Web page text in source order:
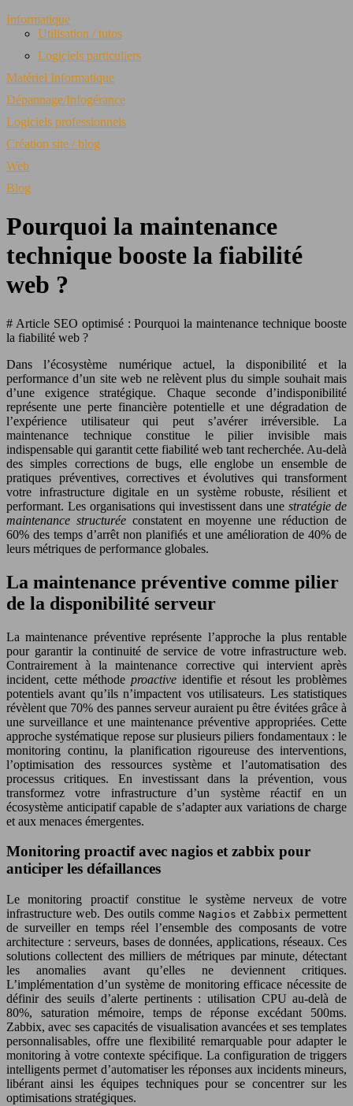
Informatique
Utilisation / tutos
Logiciels particuliers
Matériel Informatique
Dépannage/Infogérance
Logiciels professionnels
Création site / blog
Web
Blog
Pourquoi la maintenance
technique booste la fiabilité
web ?
# Article SEO optimisé : Pourquoi la maintenance technique booste
la fiabilité web ?
Dans l’écosystème numérique actuel, la disponibilité et la
performance d’un site web ne relèvent plus du simple souhait mais
d’une exigence stratégique. Chaque seconde d’indisponibilité
représente une perte financière potentielle et une dégradation de
l’expérience utilisateur qui peut s’avérer irréversible. La
maintenance technique constitue le pilier invisible mais
indispensable qui garantit cette fiabilité web tant recherchée. Au-delà
des simples corrections de bugs, elle englobe un ensemble de
pratiques préventives, correctives et évolutives qui transforment
votre infrastructure digitale en un système robuste, résilient et
performant. Les organisations qui investissent dans une stratégie de
maintenance structuréeconstatent en moyenne une réduction de
60% des temps d’arrêt non planifiés et une amélioration de 40% de
leurs métriques de performance globales.
La maintenance préventive comme pilier
de la disponibilité serveur
La maintenance préventive représente l’approche la plus rentable
pour garantir la continuité de service de votre infrastructure web.
Contrairement à la maintenance corrective qui intervient après
incident, cette méthode proactiveidentifie et résout les problèmes
potentiels avant qu’ils n’impactent vos utilisateurs. Les statistiques
révèlent que 70% des pannes serveur auraient pu être évitées grâce à
une surveillance et une maintenance préventive appropriées. Cette
approche systématique repose sur plusieurs piliers fondamentaux : le
monitoring continu, la planification rigoureuse des interventions,
l’optimisation des ressources système et l’automatisation des
processus critiques. En investissant dans la prévention, vous
transformez votre infrastructure d’un système réactif en un
écosystème anticipatif capable de s’adapter aux variations de charge
et aux menaces émergentes.
Monitoring proactif avec nagios et zabbix pour
anticiper les défaillances
Le monitoring proactif constitue le système nerveux de votre
infrastructure web. Des outils comme Nagios et Zabbix permettent
de surveiller en temps réel l’ensemble des composants de votre
architecture : serveurs, bases de données, applications, réseaux. Ces
solutions collectent des milliers de métriques par minute, détectant
les anomalies avant qu’elles ne deviennent critiques.
L’implémentation d’un système de monitoring efficace nécessite de
définir des seuils d’alerte pertinents : utilisation CPU au-delà de
80%, saturation mémoire, temps de réponse excédant 500ms.
Zabbix, avec ses capacités de visualisation avancées et ses templates
personnalisables, offre une flexibilité remarquable pour adapter le
monitoring à votre contexte spécifique. La configuration de triggers
intelligents permet d’automatiser les réponses aux incidents mineurs,
libérant ainsi les équipes techniques pour se concentrer sur les
optimisations stratégiques.